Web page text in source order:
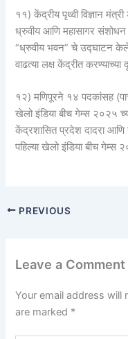
११) केंद्रीय पृथ्वी विज्ञान मंत्री
ध्रुवीय आणि महासागर
“ध्रुवीय भवन” चे उद्घाटन केले.
वाढत्या लक्ष केंद्रीत
१२) मणिपूरने १४ पदकांसह
खेलो इंडिया बीच गेम्स २०२५
केंद्रशासित प्रदेश दादरा
पहिल्या खेलो इंडिया बीच
PREVIOUS
Leave a Comment
Your email address will
are marked *